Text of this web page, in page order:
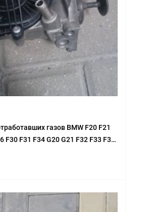
газов BMW F20 F21
F30 F31 F34 G20 G21 F32 F33 F36
G05 G06 G07